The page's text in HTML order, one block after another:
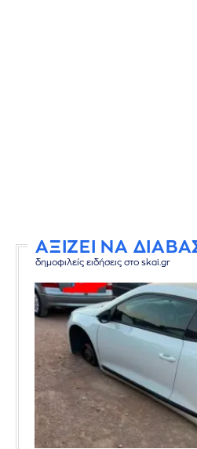
ΑΞΙΖΕΙ ΝΑ
δημοφιλείς ειδήσεις στο skai.gr